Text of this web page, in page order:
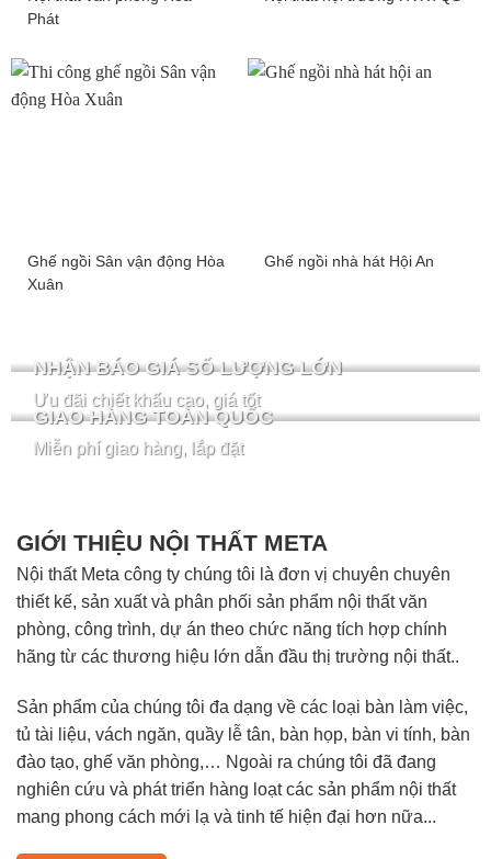
Phát
Ghế ngồi Sân vận động Hòa
Xuân
Ghế ngồi nhà hát Hội An
NHẬN BÁO GIÁ SỐ LƯỢNG LỚN
Ưu đãi chiết khấu cao, giá tốt
GIAO HÀNG TOÀN QUỐC
Miễn phí giao hàng, lắp đặt
GIỚI THIỆU NỘI THẤT META
Nội thất Meta công ty chúng tôi là đơn vị chuyên chuyên
thiết kế, sản xuất và phân phối sản phẩm nội thất văn
phòng, công trình, dự án theo chức năng tích hợp chính
hãng từ các thương hiệu lớn dẫn đầu thị trường nội thất..
Sản phẩm của chúng tôi đa dạng về các loại bàn làm việc,
tủ tài liệu, vách ngăn, quầy lễ tân, bàn họp, bàn vi tính, bàn
đào tạo, ghế văn phòng,… Ngoài ra chúng tôi đã đang
nghiên cứu và phát triển hàng loạt các sản phẩm nội thất
mang phong cách mới lạ và tinh tế hiện đại hơn nữa...